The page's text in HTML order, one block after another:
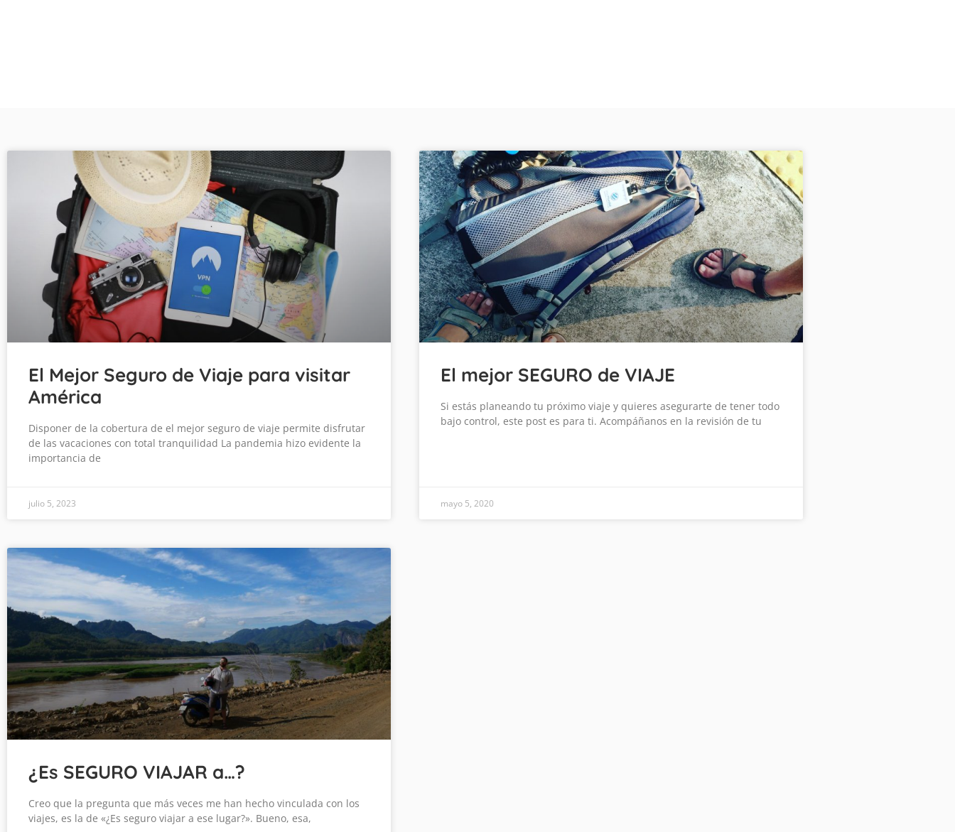
El Mejor Seguro de Viaje para visitar
América
Disponer de la cobertura de el mejor seguro de viaje permite disfrutar
de las vacaciones con total tranquilidad La pandemia hizo evidente la
importancia de
julio 5, 2023
El mejor SEGURO de VIAJE
Si estás planeando tu próximo viaje y quieres asegurarte de tener todo
bajo control, este post es para ti. Acompáñanos en la revisión de tu
mayo 5, 2020
¿Es SEGURO VIAJAR a…?
Creo que la pregunta que más veces me han hecho vinculada con los
viajes, es la de «¿Es seguro viajar a ese lugar?». Bueno, esa,